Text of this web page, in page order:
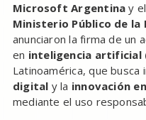
Microsoft Argentina y el
Ministerio Público de la
anunciaron la firma de un
en inteligencia artificial
Latinoamérica, que busca
digital y la innovación
mediante el uso